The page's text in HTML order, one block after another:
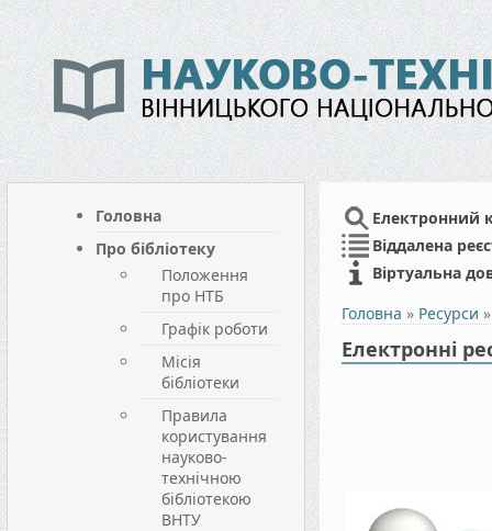
Головна
Про бібліотеку
Положення
про НТБ
Графік роботи
Місія
бібліотеки
Правила
користування
науково-
технічною
бібліотекою
ВНТУ
Електронний
Віддалена
Віртуальна
Головна » Ресурси
Електронні